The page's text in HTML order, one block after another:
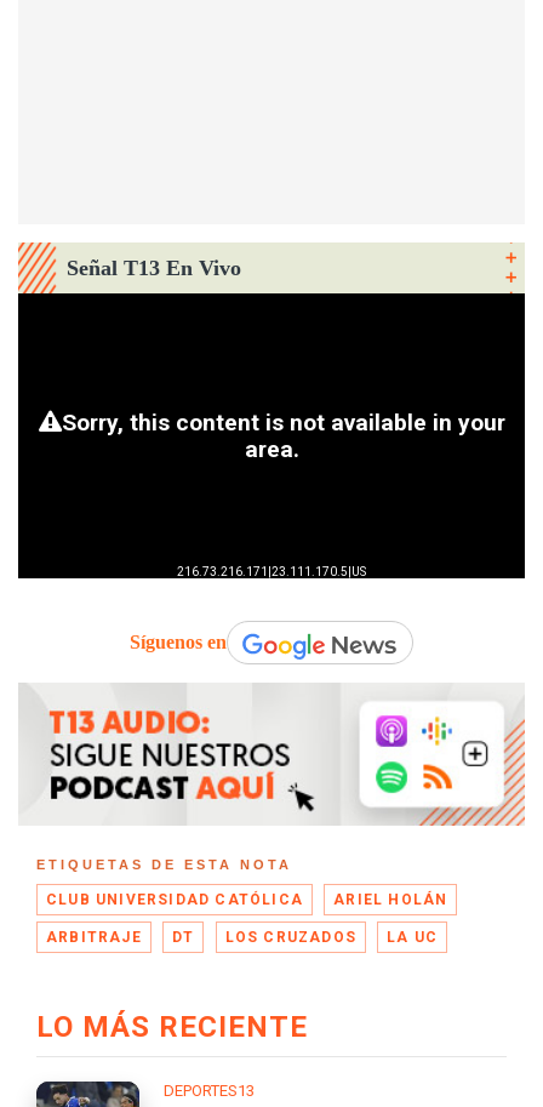
Señal T13 En Vivo
Síguenos en
ETIQUETAS DE ESTA NOTA
CLUB UNIVERSIDAD CATÓLICA ARIEL HOLÁN
ARBITRAJE DT LOS CRUZADOS LA UC
LO MÁS RECIENTE
DEPORTES13